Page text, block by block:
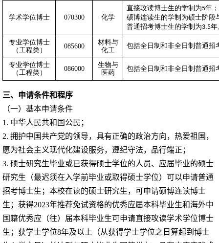
学术学位博士 070300 化学
直接攻读博士生的学制为5年；
硕博连读生的学制为硕士阶段
普通招考博士生的学制为3.5年
专业学位博士
（工程类）
085600
材料与
化工
包括全日制和非全日制普通招
专业学位博士
（工程类）
086000
生物与
医药
包括全日制和非全日制普通招
三、申请条件和程序
（一）基本申请条件
1. 中华人民共和国公民；
2. 拥护中国共产党的领导，具有正确的政治方向，热爱祖国，
愿为社会主义现代化建设服务，遵纪守法，品行端正；
3. 硕士研究生毕业或已获得硕士学位的人员、应届毕业的硕士
研究生（最迟须在入学前毕业或取得硕士学位）可以申请普通
招考博士生；本校在读的硕士研究生，可申请硕博连读博士
生；获得2023年推荐免试资格的优秀应届本科毕业生和海外中
国籍优秀应（往）届本科毕业生可申请直接攻读学术学位博士
生；获学士学位8年及以上（从获得学士学位之日算起到博士